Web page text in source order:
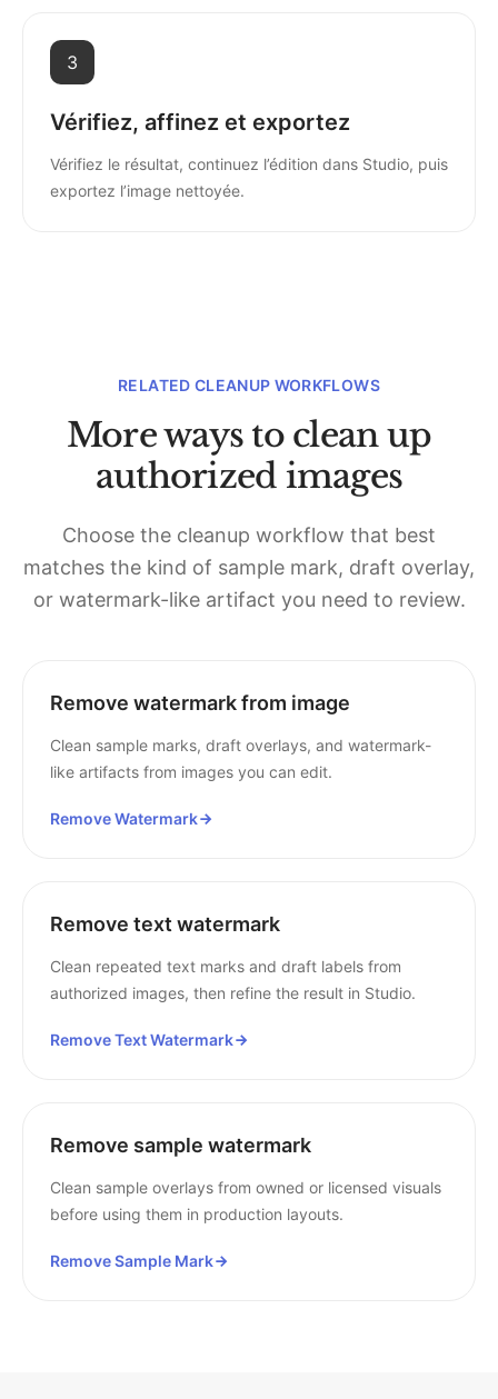
3
Vérifiez, affinez et exportez
Vérifiez le résultat, continuez l’édition dans Studio, puis
exportez l’image nettoyée.
RELATED CLEANUP WORKFLOWS
More ways to clean up
authorized images
Choose the cleanup workflow that best
matches the kind of sample mark, draft overlay,
or watermark-like artifact you need to review.
Remove watermark from image
Clean sample marks, draft overlays, and watermark-
like artifacts from images you can edit.
Remove Watermark
Remove text watermark
Clean repeated text marks and draft labels from
authorized images, then refine the result in Studio.
Remove Text Watermark
Remove sample watermark
Clean sample overlays from owned or licensed visuals
before using them in production layouts.
Remove Sample Mark